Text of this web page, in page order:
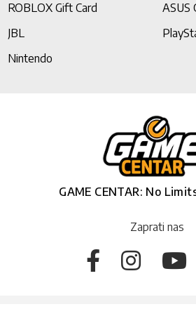
ROBLOX Gift Card
ASUS
JBL
Nintendo
GAME CENTAR: No
Zaprati nas